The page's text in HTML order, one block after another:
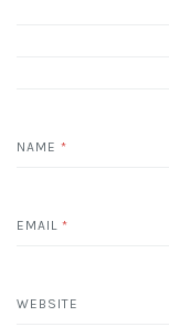
NAME *
EMAIL *
WEBSITE